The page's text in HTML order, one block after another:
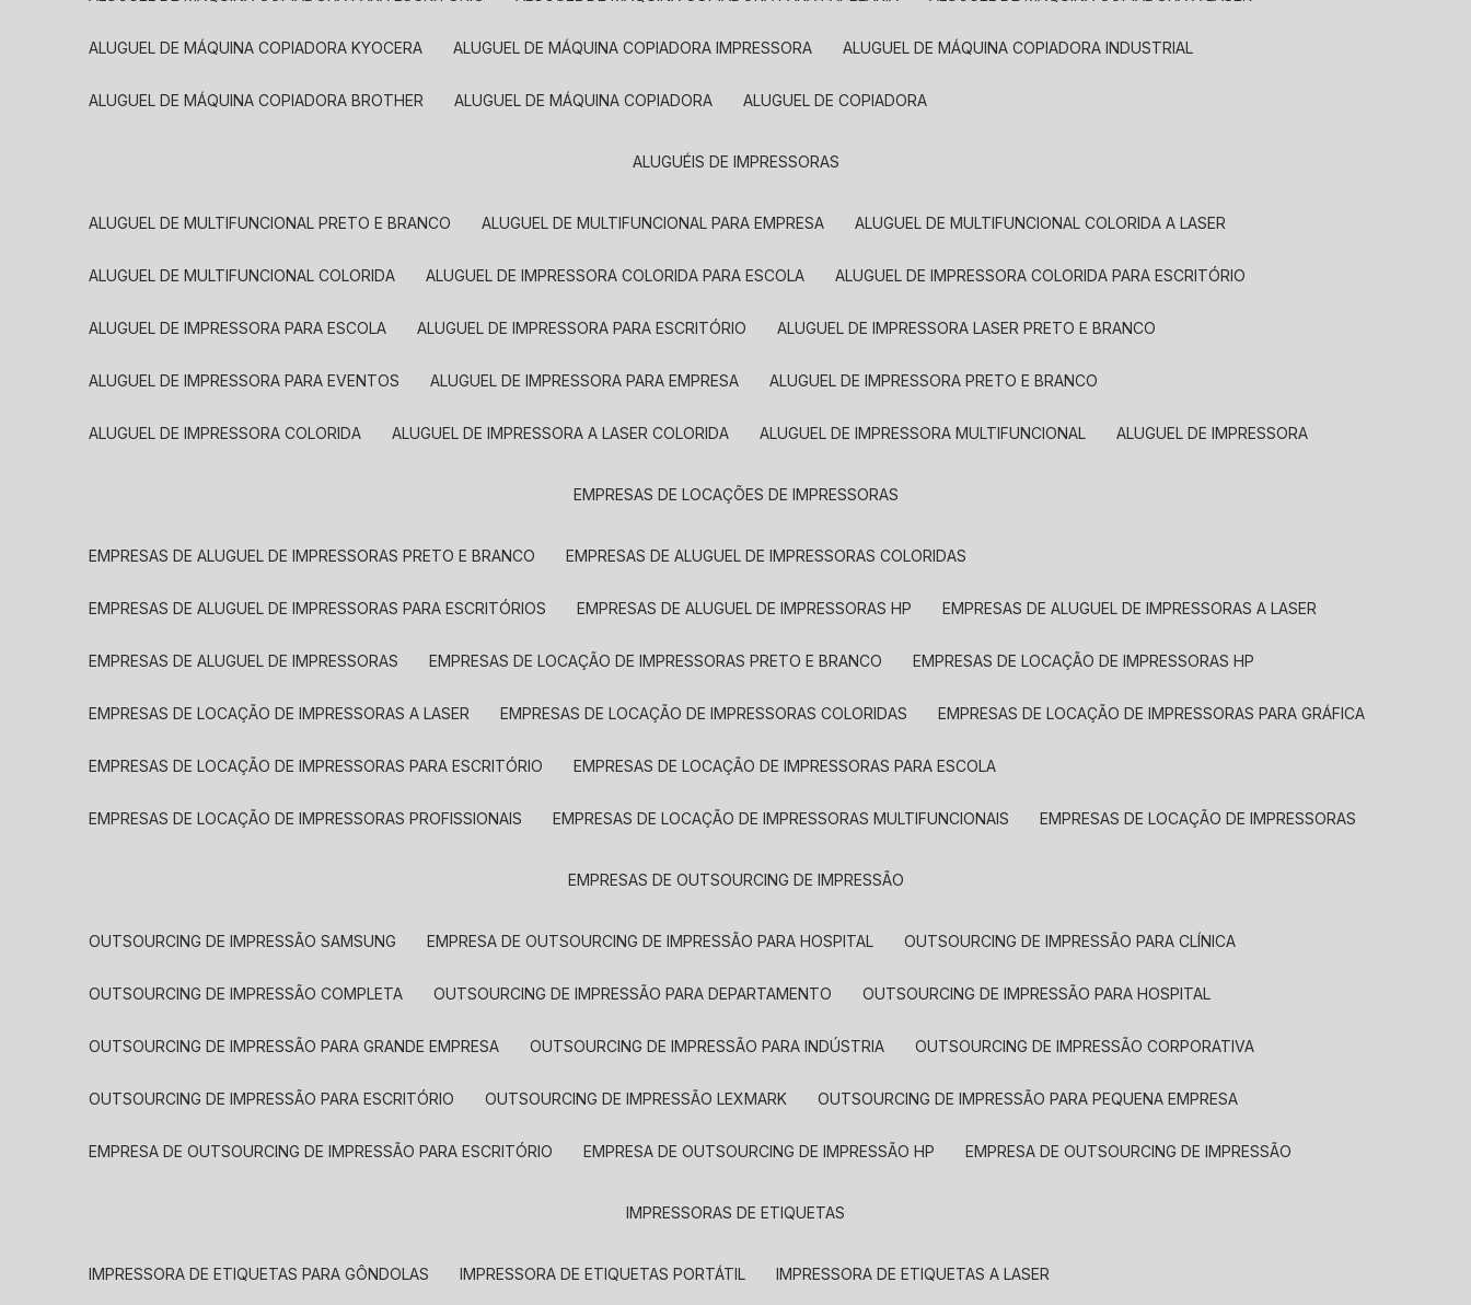
ALUGUEL DE MÁQUINA COPIADORA KYOCERA ALUGUEL DE MÁQUINA COPIADORA IMPRESSORA ALUGUEL DE MÁQUINA COPIADORA INDUSTRIAL
ALUGUEL DE MÁQUINA COPIADORA BROTHER ALUGUEL DE MÁQUINA COPIADORA ALUGUEL DE COPIADORA
ALUGUÉIS DE IMPRESSORAS
ALUGUEL DE MULTIFUNCIONAL PRETO E BRANCO ALUGUEL DE MULTIFUNCIONAL PARA EMPRESA ALUGUEL DE MULTIFUNCIONAL COLORIDA A LASER
ALUGUEL DE MULTIFUNCIONAL COLORIDA ALUGUEL DE IMPRESSORA COLORIDA PARA ESCOLA ALUGUEL DE IMPRESSORA COLORIDA PARA ESCRITÓRIO
ALUGUEL DE IMPRESSORA PARA ESCOLA ALUGUEL DE IMPRESSORA PARA ESCRITÓRIO ALUGUEL DE IMPRESSORA LASER PRETO E BRANCO
ALUGUEL DE IMPRESSORA PARA EVENTOS ALUGUEL DE IMPRESSORA PARA EMPRESA ALUGUEL DE IMPRESSORA PRETO E BRANCO
ALUGUEL DE IMPRESSORA COLORIDA ALUGUEL DE IMPRESSORA A LASER COLORIDA ALUGUEL DE IMPRESSORA MULTIFUNCIONAL ALUGUEL DE IMPRESSORA
EMPRESAS DE LOCAÇÕES DE IMPRESSORAS
EMPRESAS DE ALUGUEL DE IMPRESSORAS PRETO E BRANCO EMPRESAS DE ALUGUEL DE IMPRESSORAS COLORIDAS
EMPRESAS DE ALUGUEL DE IMPRESSORAS PARA ESCRITÓRIOS EMPRESAS DE ALUGUEL DE IMPRESSORAS HP EMPRESAS DE ALUGUEL DE IMPRESSORAS A LASER
EMPRESAS DE ALUGUEL DE IMPRESSORAS EMPRESAS DE LOCAÇÃO DE IMPRESSORAS PRETO E BRANCO EMPRESAS DE LOCAÇÃO DE IMPRESSORAS HP
EMPRESAS DE LOCAÇÃO DE IMPRESSORAS A LASER EMPRESAS DE LOCAÇÃO DE IMPRESSORAS COLORIDAS EMPRESAS DE LOCAÇÃO DE IMPRESSORAS PARA GRÁFICA
EMPRESAS DE LOCAÇÃO DE IMPRESSORAS PARA ESCRITÓRIO EMPRESAS DE LOCAÇÃO DE IMPRESSORAS PARA ESCOLA
EMPRESAS DE LOCAÇÃO DE IMPRESSORAS PROFISSIONAIS EMPRESAS DE LOCAÇÃO DE IMPRESSORAS MULTIFUNCIONAIS EMPRESAS DE LOCAÇÃO DE IMPRESSORAS
EMPRESAS DE OUTSOURCING DE IMPRESSÃO
OUTSOURCING DE IMPRESSÃO SAMSUNG EMPRESA DE OUTSOURCING DE IMPRESSÃO PARA HOSPITAL OUTSOURCING DE IMPRESSÃO PARA CLÍNICA
OUTSOURCING DE IMPRESSÃO COMPLETA OUTSOURCING DE IMPRESSÃO PARA DEPARTAMENTO OUTSOURCING DE IMPRESSÃO PARA HOSPITAL
OUTSOURCING DE IMPRESSÃO PARA GRANDE EMPRESA OUTSOURCING DE IMPRESSÃO PARA INDÚSTRIA OUTSOURCING DE IMPRESSÃO CORPORATIVA
OUTSOURCING DE IMPRESSÃO PARA ESCRITÓRIO OUTSOURCING DE IMPRESSÃO LEXMARK OUTSOURCING DE IMPRESSÃO PARA PEQUENA EMPRESA
EMPRESA DE OUTSOURCING DE IMPRESSÃO PARA ESCRITÓRIO EMPRESA DE OUTSOURCING DE IMPRESSÃO HP EMPRESA DE OUTSOURCING DE IMPRESSÃO
IMPRESSORAS DE ETIQUETAS
IMPRESSORA DE ETIQUETAS PARA GÔNDOLAS IMPRESSORA DE ETIQUETAS PORTÁTIL IMPRESSORA DE ETIQUETAS A LASER